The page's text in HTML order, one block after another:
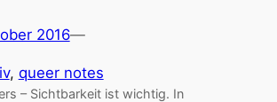
2016—
, queer notes
– Sichtbarkeit ist wichtig. In